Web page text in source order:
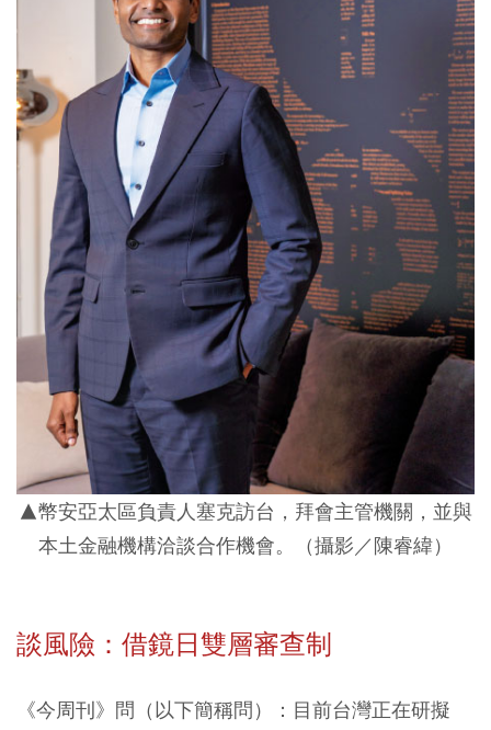
▲幣安亞太區負責人塞克訪台，拜會主管機關，並與
本土金融機構洽談合作機會。（攝影／陳睿緯）
談風險：借鏡日雙層審查制
《今周刊》問（以下簡稱問）： 目前台灣正在研擬